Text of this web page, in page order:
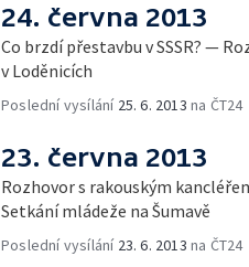
24. června 2013
Co brzdí přestavbu v SSSR? —
v Loděnicích
Poslední vysílání 25. 6. 2013 na ČT24
23. června 2013
Rozhovor s rakouským
Setkání mládeže na Šumavě
Poslední vysílání 23. 6. 2013 na ČT24